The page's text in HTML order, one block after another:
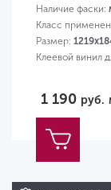
Наличие фаски:
Класс
Размер:
Клеевой винил
1 190 руб.